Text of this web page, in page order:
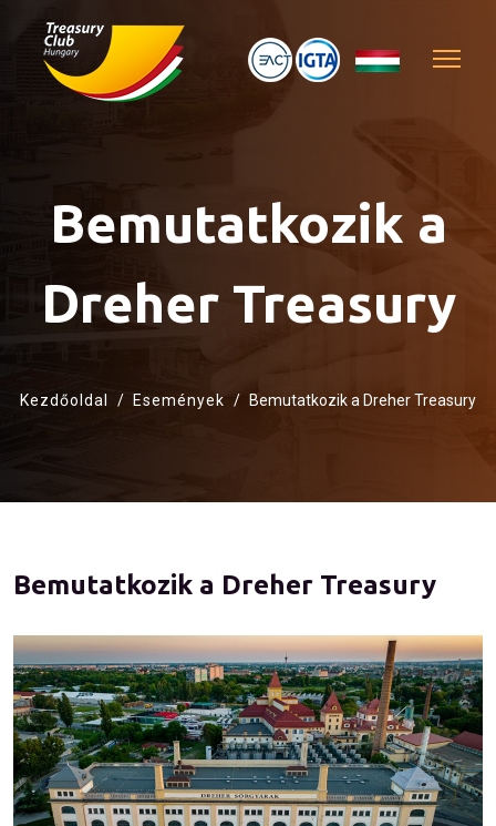
Bemutatkozik a
Dreher Treasury
Kezdőoldal Események Bemutatkozik a Dreher Treasury
Bemutatkozik a Dreher Treasury